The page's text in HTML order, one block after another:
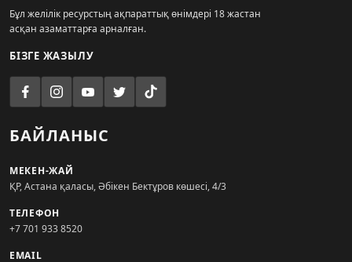
Бұл желілік ресурстың ақпараттық өнімдері 18 жастан
асқан азаматтарға арналған.
БІЗГЕ ЖАЗЫЛУ
БАЙЛАНЫС
МЕКЕН-ЖАЙ
ҚР, Астана қаласы, Әбікен Бектұров көшесі, 4/3
ТЕЛЕФОН
+7 701 933 8520
EMAIL